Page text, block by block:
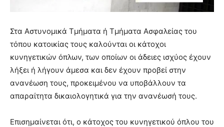
Στα Αστυνομικά Τμήματα ή Τμήματα Ασφαλείας του
τόπου κατοικίας τους καλούνται οι κάτοχοι
κυνηγετικών όπλων, των οποίων οι άδειες ισχύος έχουν
λήξει ή λήγουν άμεσα και δεν έχουν προβεί στην
ανανέωση τους, προκειμένου να υποβάλλουν τα
απαραίτητα δικαιολογητικά για την ανανέωσή τους.
Επισημαίνεται ότι, ο κάτοχος του κυνηγετικού όπλου του